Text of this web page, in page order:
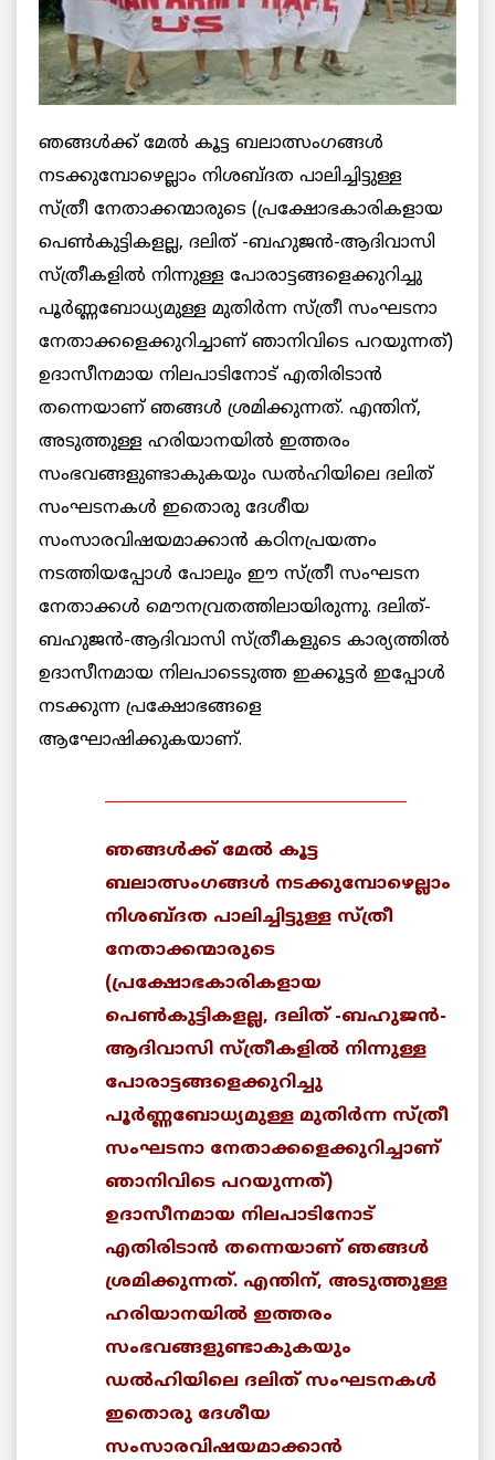
ഞങ്ങള്‍ക്ക് മേല്‍ കൂട്ട ബലാത്സംഗങ്ങള്‍
നടക്കുമ്പോഴെല്ലാം നിശബ്ദത പാലിച്ചിട്ടുള്ള
സ്ത്രീ നേതാക്കന്മാരുടെ (പ്രക്ഷോഭകാരികളായ
പെണ്‍കുട്ടികളല്ല, ദലിത് -ബഹുജന്‍-ആദിവാസി
സ്ത്രീകളില്‍ നിന്നുള്ള പോരാട്ടങ്ങളെക്കുറിച്ചു
പൂര്‍ണ്ണബോധ്യമുള്ള മുതിര്‍ന്ന സ്ത്രീ സംഘടനാ
നേതാക്കളെക്കുറിച്ചാണ് ഞാനിവിടെ പറയുന്നത്)
ഉദാസീനമായ നിലപാടിനോട് എതിരിടാന്‍
തന്നെയാണ് ഞങ്ങള്‍ ശ്രമിക്കുന്നത്. എന്തിന്,
അടുത്തുള്ള ഹരിയാനയില്‍ ഇത്തരം
സംഭവങ്ങളുണ്ടാകുകയും ഡല്‍ഹിയിലെ ദലിത്
സംഘടനകള്‍ ഇതൊരു ദേശീയ
സംസാരവിഷയമാക്കാന്‍ കഠിനപ്രയത്നം
നടത്തിയപ്പോള്‍ പോലും ഈ സ്ത്രീ സംഘടന
നേതാക്കള്‍ മൌനവ്രതത്തിലായിരുന്നു. ദലിത്-
ബഹുജന്‍-ആദിവാസി സ്ത്രീകളുടെ കാര്യത്തില്‍
ഉദാസീനമായ നിലപാടെടുത്ത ഇക്കൂട്ടര്‍ ഇപ്പോള്‍
നടക്കുന്ന പ്രക്ഷോഭങ്ങളെ
ആഘോഷിക്കുകയാണ്.
ഞങ്ങള്‍ക്ക് മേല്‍ കൂട്ട
ബലാത്സംഗങ്ങള്‍ നടക്കുമ്പോഴെല്ലാം
നിശബ്ദത പാലിച്ചിട്ടുള്ള സ്ത്രീ
നേതാക്കന്മാരുടെ
(പ്രക്ഷോഭകാരികളായ
പെണ്‍കുട്ടികളല്ല, ദലിത് -ബഹുജന്‍-
ആദിവാസി സ്ത്രീകളില്‍ നിന്നുള്ള
പോരാട്ടങ്ങളെക്കുറിച്ചു
പൂര്‍ണ്ണബോധ്യമുള്ള മുതിര്‍ന്ന സ്ത്രീ
സംഘടനാ നേതാക്കളെക്കുറിച്ചാണ്
ഞാനിവിടെ പറയുന്നത്)
ഉദാസീനമായ നിലപാടിനോട്
എതിരിടാന്‍ തന്നെയാണ് ഞങ്ങള്‍
ശ്രമിക്കുന്നത്. എന്തിന്, അടുത്തുള്ള
ഹരിയാനയില്‍ ഇത്തരം
സംഭവങ്ങളുണ്ടാകുകയും
ഡല്‍ഹിയിലെ ദലിത് സംഘടനകള്‍
ഇതൊരു ദേശീയ
സംസാരവിഷയമാക്കാന്‍